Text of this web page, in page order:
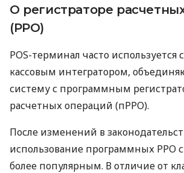
О регистраторе
(РРО)
POS-терминал часто используется
кассовым интегратором,
систему с программным
расчетных операций (пРРО).
После изменений в
использование программных РРО
более популярным. В отличие от